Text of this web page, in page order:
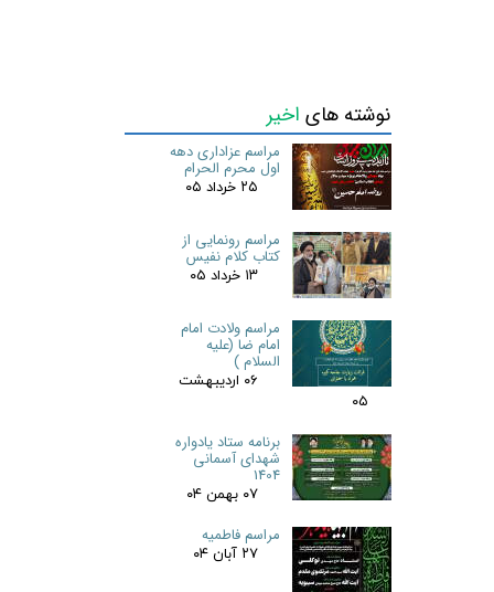
نوشته های اخیر
مراسم عزاداری دهه
اول محرم الحرام
۲۵ خرداد ۰۵
مراسم رونمایی از
کتاب کلام نفیس
۱۳ خرداد ۰۵
مراسم ولادت امام
امام ضا (علیه
السلام )
۰۶ اردیبهشت
۰۵
برنامه ستاد یادواره
شهدای آسمانی
1404
۰۷ بهمن ۰۴
مراسم فاطمیه
۲۷ آبان ۰۴